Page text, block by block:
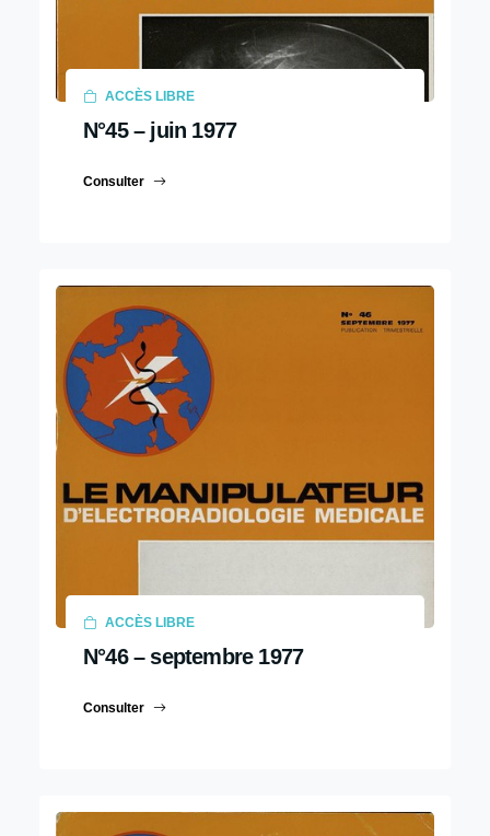
ACCÈS LIBRE
N°45 – juin 1977
Consulter
ACCÈS LIBRE
N°46 – septembre 1977
Consulter